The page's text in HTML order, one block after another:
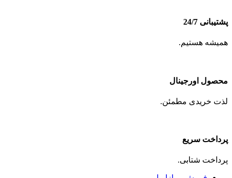
پشتیبانی 24/7
همیشه هستیم.
محصول اورجینال
لذت خریدی مطمئن.
پرداخت سریع
پرداخت شتابی.